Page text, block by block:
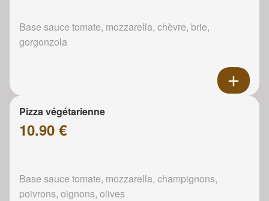
Base sauce tomate, mozzarella, chèvre, brie,
gorgonzola
Pizza végétarienne
10.90 €
Base sauce tomate, mozzarella, champignons,
poivrons, oignons, olives